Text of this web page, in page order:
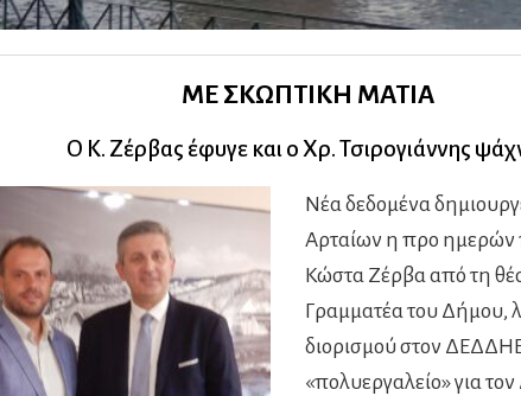
ΜΕ ΣΚΩΠΤΙΚΗ ΜΑΤΙΑ
Ο Κ. Ζέρβας έφυγε και ο Χρ. Τσιρογιάννης
Νέα δεδομένα
Αρταίων η προ ημερών
Κώστα Ζέρβα από τη
Γραμματέα του Δήμου,
διορισμού στον
«πολυεργαλείο» για